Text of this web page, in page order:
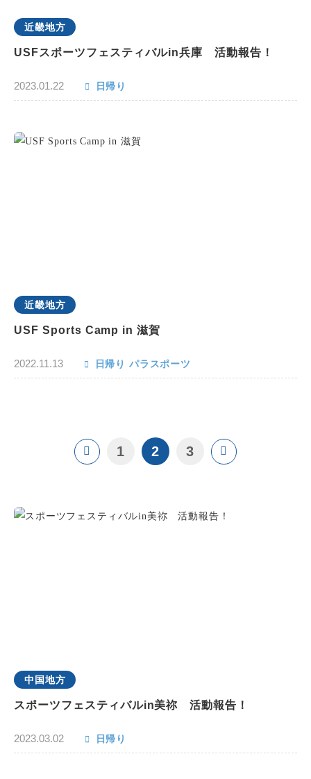
近畿地方
USFスポーツフェスティバルin兵庫 活動報告！
2023.01.22 日帰り
近畿地方
USF Sports Camp in 滋賀
2022.11.13 日帰り パラスポーツ
1 2 3
中国地方
スポーツフェスティバルin美祢 活動報告！
2023.03.02 日帰り